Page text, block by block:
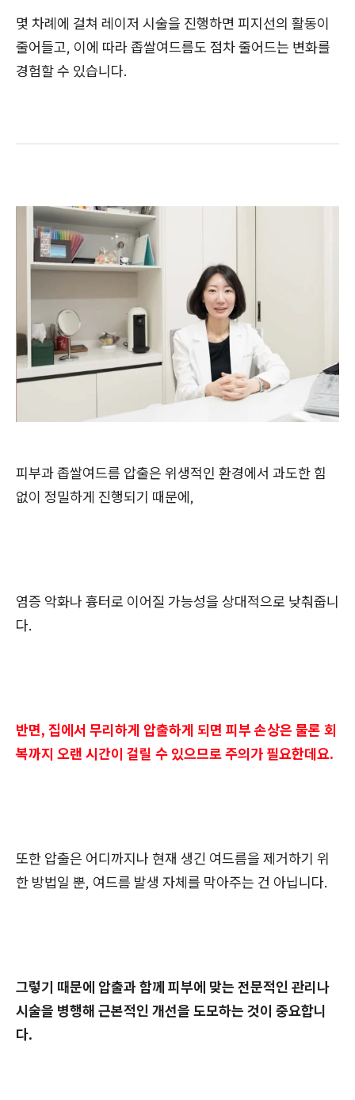
몇 차례에 걸쳐 레이저 시술을 진행하면 피지선의 활동이
줄어들고, 이에 따라 좁쌀여드름도 점차 줄어드는 변화를
경험할 수 있습니다.
피부과 좁쌀여드름 압출은 위생적인 환경에서 과도한 힘
없이 정밀하게 진행되기 때문에,
염증 악화나 흉터로 이어질 가능성을 상대적으로 낮춰줍니
다.
반면, 집에서 무리하게 압출하게 되면 피부 손상은 물론 회
복까지 오랜 시간이 걸릴 수 있으므로 주의가 필요한데요.
또한 압출은 어디까지나 현재 생긴 여드름을 제거하기 위
한 방법일 뿐, 여드름 발생 자체를 막아주는 건 아닙니다.
그렇기 때문에 압출과 함께 피부에 맞는 전문적인 관리나
시술을 병행해 근본적인 개선을 도모하는 것이 중요합니
다.